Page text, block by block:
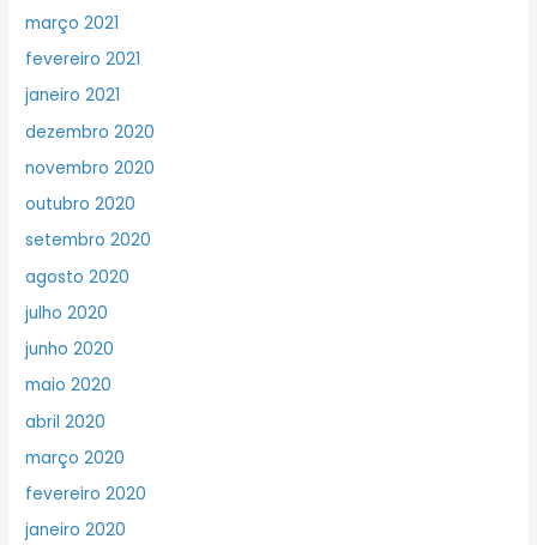
março 2021
fevereiro 2021
janeiro 2021
dezembro 2020
novembro 2020
outubro 2020
setembro 2020
agosto 2020
julho 2020
junho 2020
maio 2020
abril 2020
março 2020
fevereiro 2020
janeiro 2020